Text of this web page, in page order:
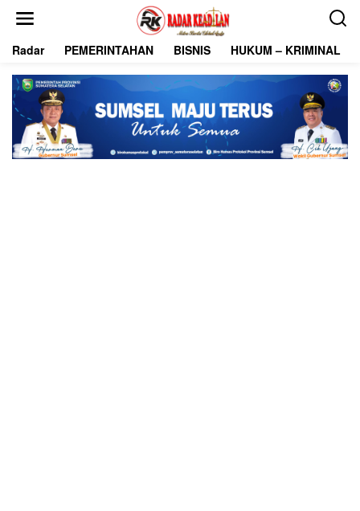
Radar PEMERINTAHAN BISNIS HUKUM – KRIMINAL